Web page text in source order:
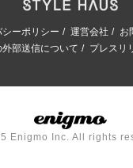
シーポリシー 運営会社 お
部送信について
プレスリ
Enigmo Inc. All rights